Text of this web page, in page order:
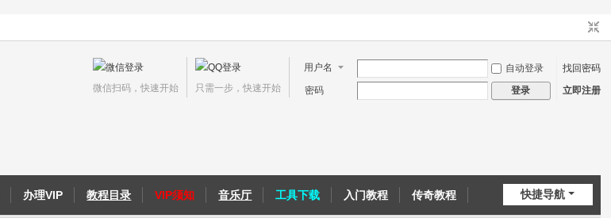
用户名 自动登录
找回密码
密码
登录 立即注册
只需一步，快速开始
微信扫码，快速开始
快捷导航
办理VIP 教程目录 VIP须知 音乐厅 工具下载 入门教程 传奇教程